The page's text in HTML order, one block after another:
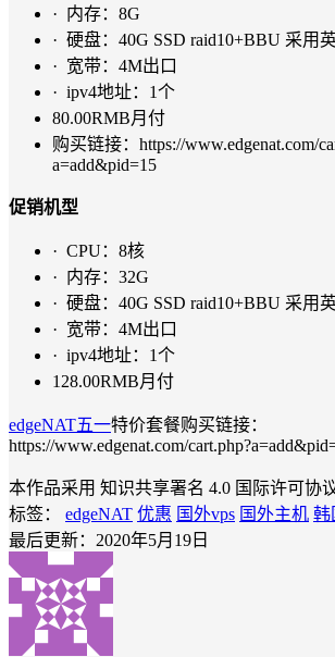
· 内存：8G
· 硬盘：40G SSD raid10+BBU 采用
· 宽带：4M出口
· ipv4地址：1个
80.00RMB月付
购买链接：https://www.edgenat.com/
a=add&pid=15
促销机型
· CPU：8核
· 内存：32G
· 硬盘：40G SSD raid10+BBU 采用
· 宽带：4M出口
· ipv4地址：1个
128.00RMB月付
edgeNAT五一特价套餐购买链接：
https://www.edgenat.com/
本作品采用 知识共享署名 4.0 国际许可协
标签：
edgeNAT 优惠 国外vps 国外主机 韩
最后更新：2020年5月19日